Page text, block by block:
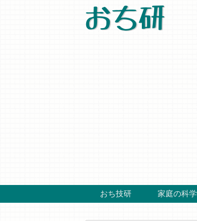
おち研
おち技研 家庭の科学